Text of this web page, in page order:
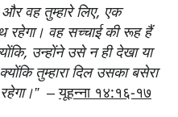
वह तुम्हारे लिए, एक
रहेगा। वह सच्चाई की रूह हैं
उन्होंने उसे न ही देखा या
तुम्हारा दिल उसका बसेरा
–यूहन्ना १४:१६-१७